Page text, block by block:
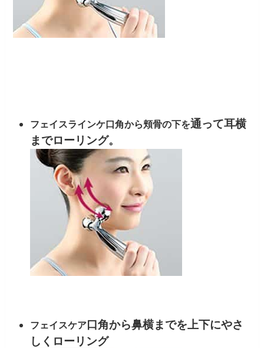
フェイスラインケ口角から頬骨の下を通って耳横
までローリング。
フェイスケア口角から鼻横までを上下にやさ
しくローリング